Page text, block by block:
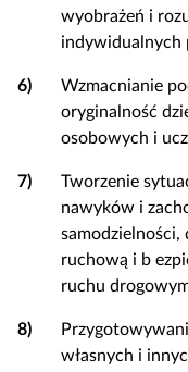
wyobrażeń i
indywidualnych
6)
Wzmacnianie
oryginalność
osobowych i
7)
Tworzenie
nawyków i
samodzielności,
ruchową i b
ruchu
8)
własnych i